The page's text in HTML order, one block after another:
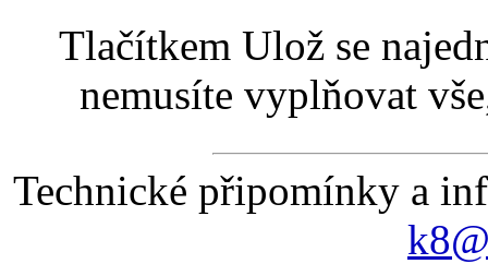
Tlačítkem Ulož se
nemusíte vyplňovat
Technické připomínky a